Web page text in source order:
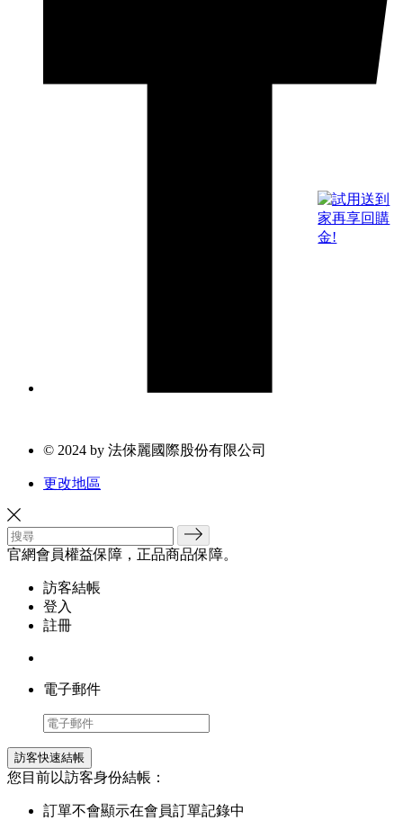
© 2024 by 法倈麗國際股份有限公司
更改地區
官網會員權益保障，正品商品保障。
訪客結帳
登入
註冊
電子郵件
訪客快速結帳
您目前以訪客身份結帳：
訂單不會顯示在會員訂單記錄中